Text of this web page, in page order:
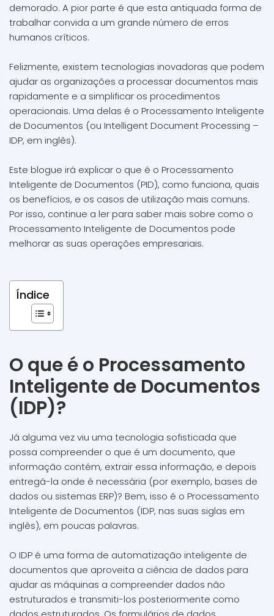
demorado. A pior parte é que esta antiquada forma de
trabalhar convida a um grande número de erros
humanos críticos.
Felizmente, existem tecnologias inovadoras que podem
ajudar as organizações a processar documentos mais
rapidamente e a simplificar os procedimentos
operacionais. Uma delas é o Processamento Inteligente
de Documentos (ou Intelligent Document Processing –
IDP, em inglês).
Este blogue irá explicar o que é o Processamento
Inteligente de Documentos (PID), como funciona, quais
os benefícios, e os casos de utilização mais comuns.
Por isso, continue a ler para saber mais sobre como o
Processamento Inteligente de Documentos pode
melhorar as suas operações empresariais.
Índice
O que é o Processamento
Inteligente de Documentos
(IDP)?
Já alguma vez viu uma tecnologia sofisticada que
possa compreender o que é um documento, que
informação contém, extrair essa informação, e depois
entregá-la onde é necessária (por exemplo, bases de
dados ou sistemas ERP)? Bem, isso é o Processamento
Inteligente de Documentos (IDP, nas suas siglas em
inglês), em poucas palavras.
O IDP é uma forma de automatização inteligente de
documentos que aproveita a ciência de dados para
ajudar as máquinas a compreender dados não
estruturados e transmiti-los posteriormente como